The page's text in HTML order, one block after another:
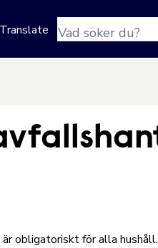
Translate
Sökfras
obligatoriskt för alla